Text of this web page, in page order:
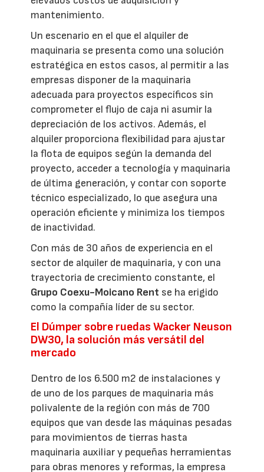
mantenimiento.
Un escenario en el que el alquiler de
maquinaria se presenta como una solución
estratégica en estos casos, al permitir a las
empresas disponer de la maquinaria
adecuada para proyectos específicos sin
comprometer el flujo de caja ni asumir la
depreciación de los activos. Además, el
alquiler proporciona flexibilidad para ajustar
la flota de equipos según la demanda del
proyecto, acceder a tecnología y maquinaria
de última generación, y contar con soporte
técnico especializado, lo que asegura una
operación eficiente y minimiza los tiempos
de inactividad.
Con más de 30 años de experiencia en el
sector de alquiler de maquinaria, y con una
trayectoria de crecimiento constante, el
Grupo Coexu-Moicano Rent se ha erigido
como la compañía líder de su sector.
El Dúmper sobre ruedas Wacker Neuson
DW30, la solución más versátil del
mercado
Dentro de los 6.500 m2 de instalaciones y
de uno de los parques de maquinaria más
polivalente de la región con más de 700
equipos que van desde las máquinas pesadas
para movimientos de tierras hasta
maquinaria auxiliar y pequeñas herramientas
para obras menores y reformas, la empresa